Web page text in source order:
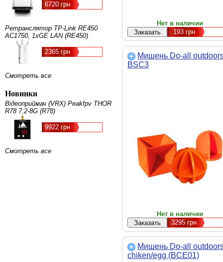
6720 грн
Ретранслятор TP-Link RE450
AC1750, 1хGE LAN (RE450)
2365 грн
Смотреть все
Новинки
Відеоприймач (VRX) Peakfpv THOR
R78 7,2-8G (R78)
9922 грн
Смотреть все
Нет в наличии
193грн
Мишень Do-all
BSC3
Нет в наличии
3295 грн
Мишень Do-all
chiken/egg (BCE01)